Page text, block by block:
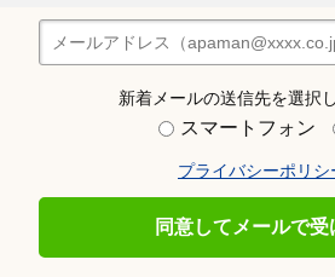
新着メールの送信先を選択
スマートフォン
プライバシーポリシ
同意してメールで受